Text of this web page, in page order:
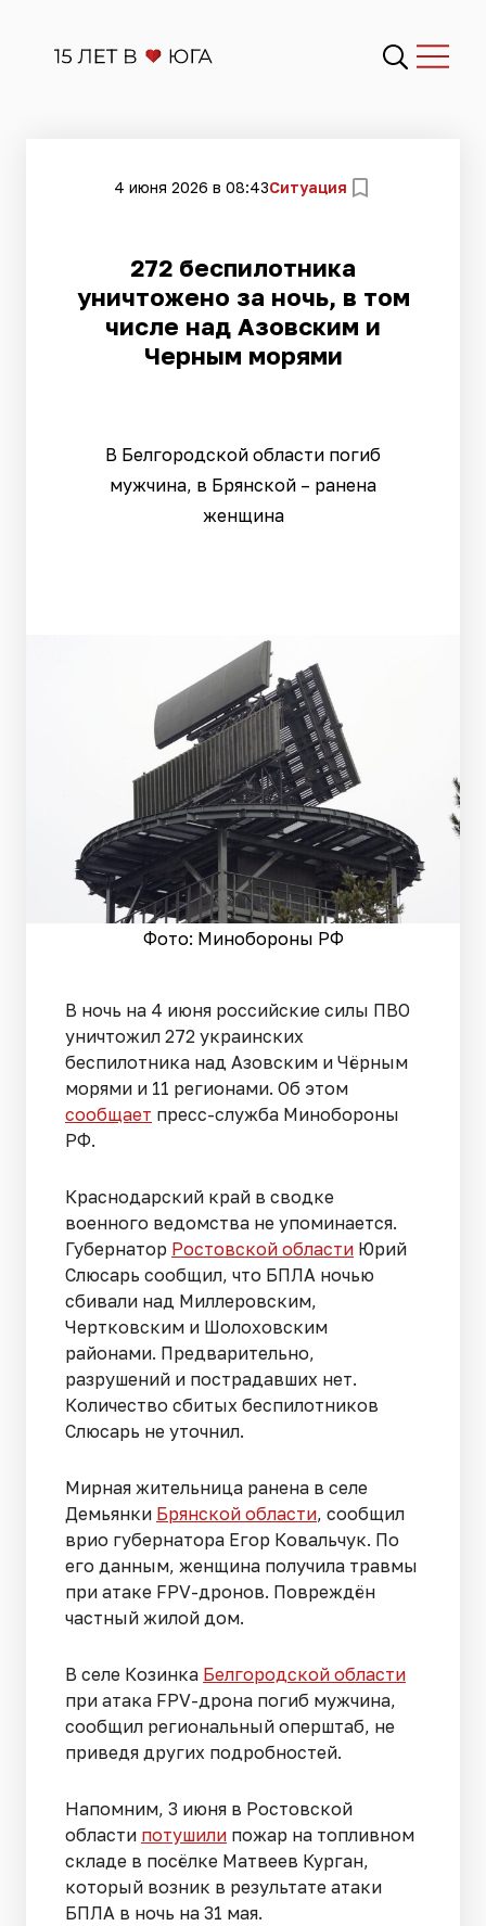
4 июня 2026 в 08:43Ситуация
272 беспилотника
уничтожено за ночь, в том
числе над Азовским и
Черным морями
В Белгородской области погиб
мужчина, в Брянской – ранена
женщина
Фото: Минобороны РФ
В ночь на 4 июня российские силы ПВО
уничтожил 272 украинских
беспилотника над Азовским и Чёрным
морями и 11 регионами. Об этом
сообщает пресс-служба Минобороны
РФ.
Краснодарский край в сводке
военного ведомства не упоминается.
Губернатор Ростовской области Юрий
Слюсарь сообщил, что БПЛА ночью
сбивали над Миллеровским,
Чертковским и Шолоховским
районами. Предварительно,
разрушений и пострадавших нет.
Количество сбитых беспилотников
Слюсарь не уточнил.
Мирная жительница ранена в селе
Демьянки Брянской области, сообщил
врио губернатора Егор Ковальчук. По
его данным, женщина получила травмы
при атаке FPV-дронов. Повреждён
частный жилой дом.
В селе Козинка Белгородской области
при атака FPV-дрона погиб мужчина,
сообщил региональный оперштаб, не
приведя других подробностей.
Напомним, 3 июня в Ростовской
области потушили пожар на топливном
складе в посёлке Матвеев Курган,
который возник в результате атаки
БПЛА в ночь на 31 мая.